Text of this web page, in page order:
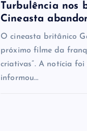
Turbulência nos
Cineasta
O cineasta britânico
próximo filme da
criativas”. A notícia
informou…